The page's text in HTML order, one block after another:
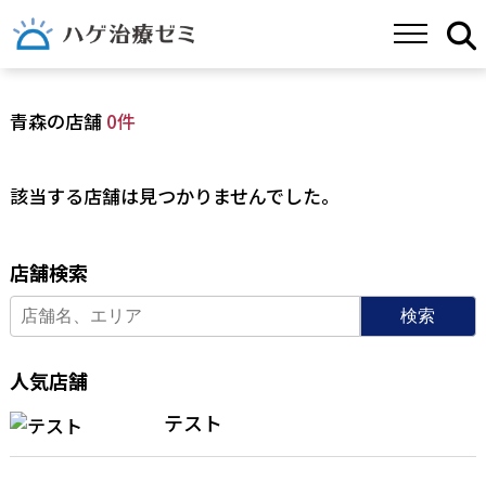
青森の店舗 0件
該当する店舗は見つかりませんでした。
店舗検索
検索
人気店舗
テスト